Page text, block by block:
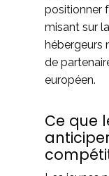
positionner
misant sur
hébergeurs
de
européen.
Ce que